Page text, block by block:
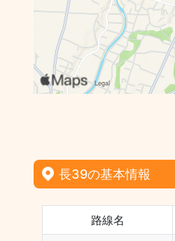
長39の基本情報
路線名